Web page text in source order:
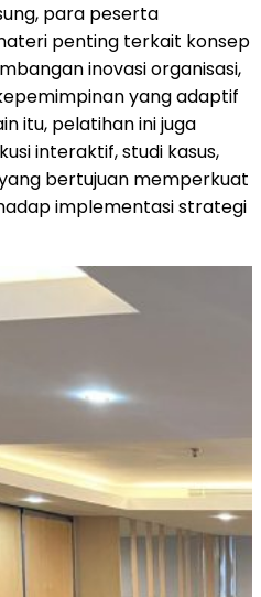
para peserta
penting terkait konsep
inovasi organisasi,
yang adaptif
itu, pelatihan ini juga
interaktif, studi kasus,
bertujuan memperkuat
implementasi strategi